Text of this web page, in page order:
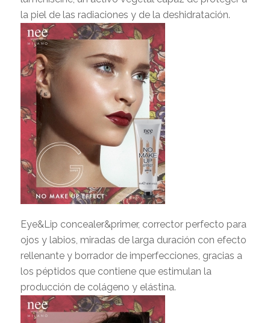
la piel de las radiaciones y de la deshidratación.
Eye&Lip concealer&primer, corrector perfecto para
ojos y labios, miradas de larga duración con efecto
rellenante y borrador de imperfecciones, gracias a
los péptidos que contiene que estimulan la
producción de colágeno y elástina.